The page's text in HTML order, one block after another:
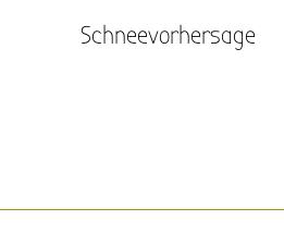
Schneevorhersage